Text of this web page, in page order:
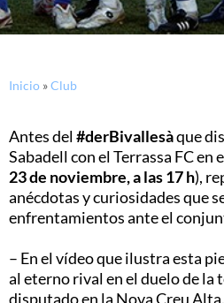
Inicio »Club
Antes del#derBivallesàque
Sabadell con el Terrassa FC en
23 de noviembre, a las 17 h),
anécdotas y curiosidades que
enfrentamientos ante el
– En el vídeo que ilustra esta
al eterno rival en el duelo de
disputado en la Nova Creu